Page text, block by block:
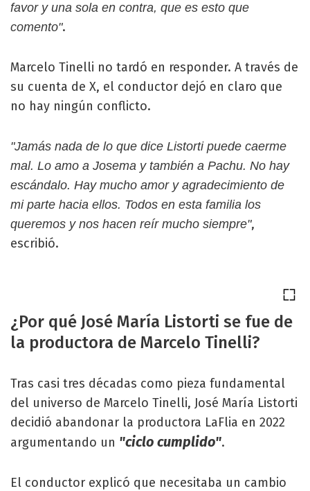
favor y una sola en contra, que es esto que
comento".
Marcelo Tinelli no tardó en responder. A través de
su cuenta de X, el conductor dejó en claro que
no hay ningún conflicto.
"Jamás nada de lo que dice Listorti puede caerme
mal. Lo amo a Josema y también a Pachu. No hay
escándalo. Hay mucho amor y agradecimiento de
mi parte hacia ellos. Todos en esta familia los
queremos y nos hacen reír mucho siempre",
escribió.
¿Por qué José María Listorti se fue de
la productora de Marcelo Tinelli?
Tras casi tres décadas como pieza fundamental
del universo de Marcelo Tinelli, José María Listorti
decidió abandonar la productora LaFlia en 2022
argumentando un "ciclo cumplido".
El conductor explicó que necesitaba un cambio